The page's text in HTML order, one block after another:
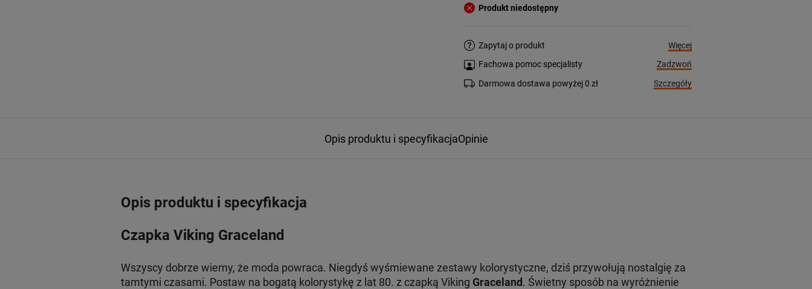
Produkt niedostępny
Zapytaj o produkt
Więcej
Fachowa pomoc specjalisty
Zadzwoń
Darmowa dostawa powyżej 0 zł
Szczegóły
Opis produktu i specyfikacjaOpinie
Opis produktu i specyfikacja
Czapka Viking Graceland
Wszyscy dobrze wiemy, że moda powraca. Niegdyś wyśmiewane zestawy kolorystyczne, dziś przywołują nostalgię za
tamtymi czasami. Postaw na bogatą kolorystykę z lat 80. z czapką Viking Graceland. Świetny sposób na wyróżnienie